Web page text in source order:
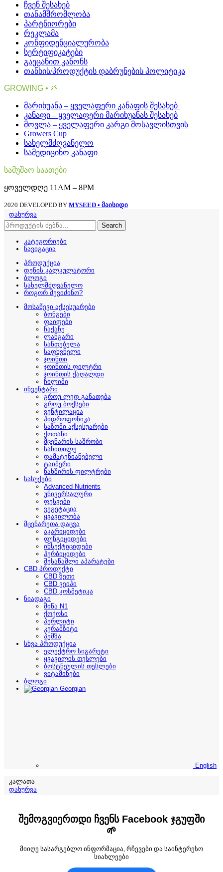
ჩვენ შესახებ
თანამშრომლობა
პარტნიორები
რეკლამა
კონფიდენციალურობა
სერტიფიკატები
გაეცანით კანონს
თანხის/პროდუქტის დაბრუნების პოლიტიკა
GROWING • 🌱
მარიხუანა – ყველაფერი კანაფის შესახებ
კანაფი – ყველაფერი მარიხუანას შესახებ
მოვლა – ყველაფერი კარგი მოსავლისთვის
Growers Cup
სახელმძღვანელო
სამედიცინო კანაფი
სამუშაო საათები
ყოველდღე 11AM – 8PM
2020 DEVELOPED BY MYSEED • მაისიდი
დახურვა
Search
კატეგორიები
ნავიგაცია
პროდუქცია
დენის კალკულატორი
ბლოგი
სახელმძღვანელო
როგორ შევიძინო?
მოსაწევი აქსესუარები
ბონგები
ფაიფები
ჩაქაჩე
ლანგარი
სანთებელა
საფხვნელი
ჯოინთი
ჯოინთის ფილტრი
ჯოინთის ქაღალდი
ჩილიმი
ინვენტარი
გროუ ლედ განათება
გროუ ბოქსები
ვენტილაცია
ჰიდროფონიკა
საზომი აქსესუარები
ქოთანი
მცენარის საშრობი
საჩითილე
დამატენიანებელი
ტაიმერი
ნახშირის ფილტრები
სასუქები
Advanced Nutrients
უნივერსალური
ფესვები
ვეგეტაცია
ყვავილობა
მცენარეთა დაცვა
აკარიციდები
ფუნგიციდები
ინსექტიციდები
ჰერბიციდები
შესაწამლი აპარატები
CBD პროდუქტი
CBD ზეთი
CBD ვეიპი
CBD კოსმეტიკა
ნიადაგი
მიწა N1
ქოქოსი
პერლიტი
კერამზიტი
პემზა
სხვა პროდუქცია
ელექტრო სიგარეტი
ყვავილის თესლები
ბოსტნეულის თესლები
ვიტამინები
ბლოგი
Georgian
English
კალათა
დახურვა
შემოგვიერთდი ჩვენს Facebook ჯგუფში
🌱
მიიღე სასარგებლო ინფორმაცია, რჩევები და საინტერესო
სიახლეები